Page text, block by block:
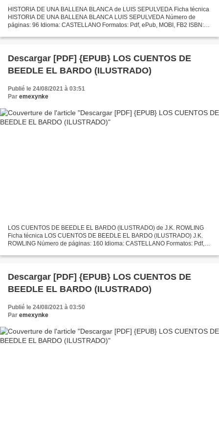
HISTORIA DE UNA BALLENA BLANCA de LUIS SEPULVEDA Ficha técnica
HISTORIA DE UNA BALLENA BLANCA LUIS SEPULVEDA Número de
páginas: 96 Idioma: CASTELLANO Formatos: Pdf, ePub, MOBI, FB2 ISBN:
Descargar [PDF] {EPUB} LOS CUENTOS DE
BEEDLE EL BARDO (ILUSTRADO)
Publié le 24/08/2021 à 03:51
Par emexynke
LOS CUENTOS DE BEEDLE EL BARDO (ILUSTRADO) de J.K. ROWLING
Ficha técnica LOS CUENTOS DE BEEDLE EL BARDO (ILUSTRADO) J.K.
ROWLING Número de páginas: 160 Idioma: CASTELLANO Formatos: Pdf,
(PUBLICACIONES...
Descargar [PDF] {EPUB} LOS CUENTOS DE
BEEDLE EL BARDO (ILUSTRADO)
Publié le 24/08/2021 à 03:50
Par emexynke